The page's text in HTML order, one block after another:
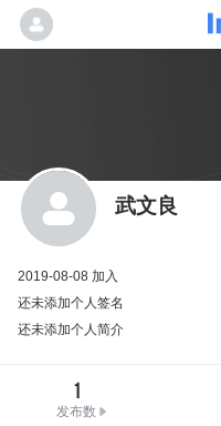
武文良
2019-08-08 加入
还未添加个人签名
还未添加个人简介
1
发布数